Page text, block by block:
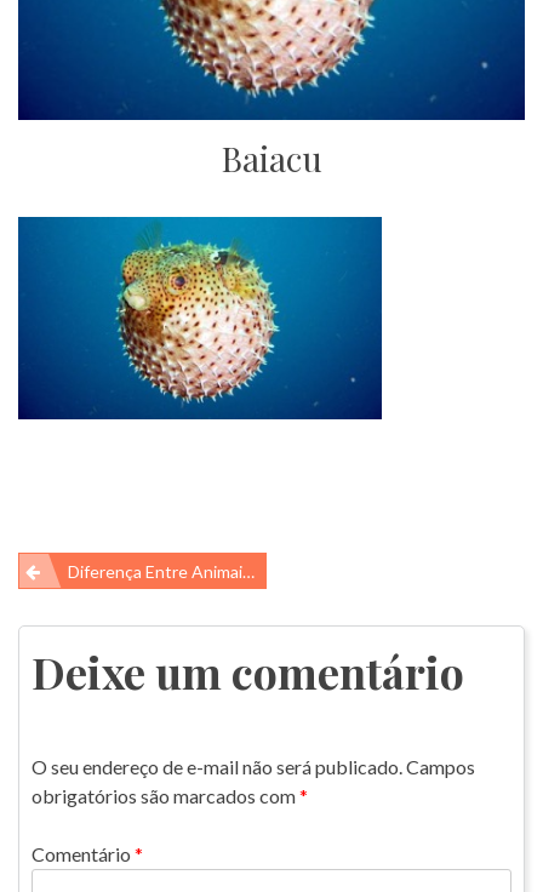
Baiacu
Navegação
de
Post
Diferença Entre Animais Venenosos E Peçonhentos
Deixe um comentário
O seu endereço de e-mail não será publicado.Campos
obrigatórios são marcados com*
Comentário *